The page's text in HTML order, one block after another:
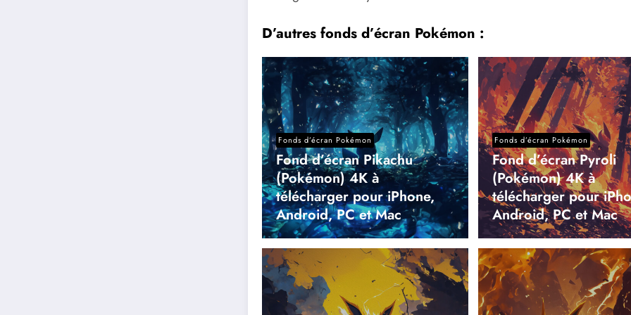
D’autres fonds d’écran Pokémon :
Fonds d’écran Pokémon
Fond d’écran Pikachu
(Pokémon) 4K à
télécharger pour iPhone,
Android, PC et Mac
Fonds d’écran Pokémon
Fond d’écran Pyroli
(Pokémon) 4K à
télécharger pour
Android, PC et Mac